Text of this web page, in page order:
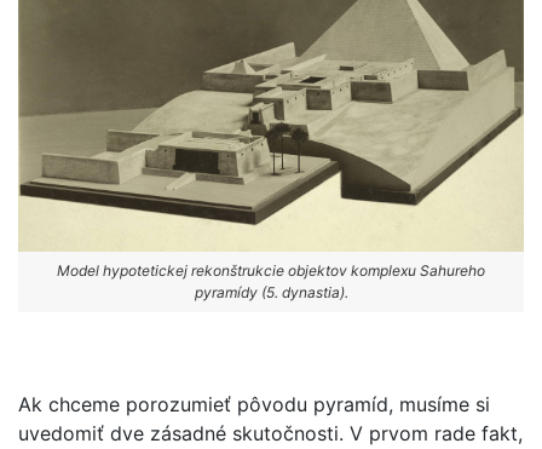
Model hypotetickej rekonštrukcie objektov komplexu Sahureho
pyramídy (5. dynastia).
Ak chceme porozumieť pôvodu pyramíd, musíme si
uvedomiť dve zásadné skutočnosti. V prvom rade fakt,